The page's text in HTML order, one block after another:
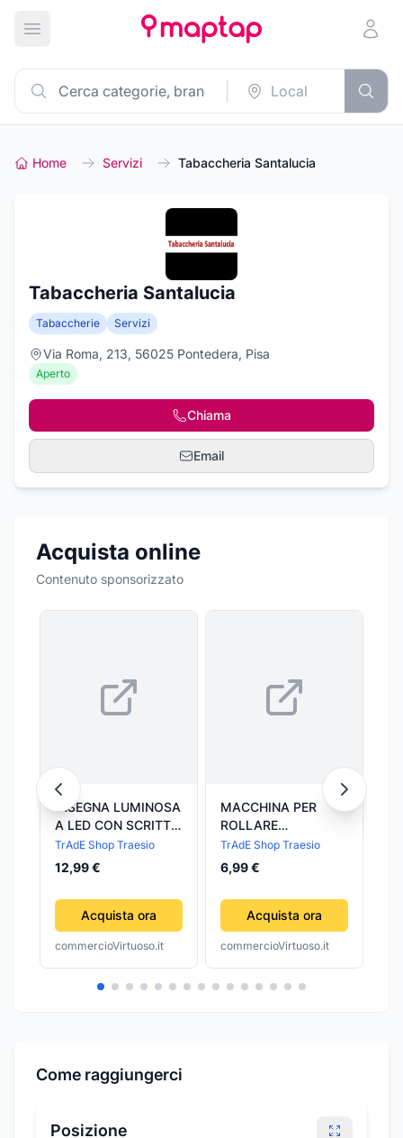
Apri menu principale
Home Servizi Tabaccheria Santalucia
Tabaccheria Santalucia
Tabaccherie Servizi
Via Roma, 213, 56025 Pontedera, Pisa
Aperto
Chiama
Email
Acquista online
Contenuto sponsorizzato
INSEGNA LUMINOSA
A LED CON SCRITTA
TABACCHI PER
NEGOZIO
TABACCHERIA
48,5X25,5CM
TrAdE Shop Traesio
12,99 €
Acquista ora
commercioVirtuoso.it
MACCHINA PER
ROLLARE
SIGARETTE
TABACCHIERA
TABACCO CARTINE
CORTE ROLLATORE
TrAdE Shop Traesio
6,99 €
Acquista ora
commercioVirtuoso.it
Come raggiungerci
Posizione